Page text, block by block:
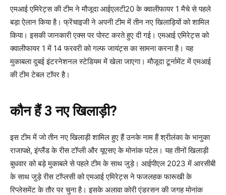
एमआई एमिरेट्स की टीम ने मौजूदा आईएलटी20 के क्वालीफायर 1 मैचे से पहले
बड़ा ऐलान किया है। फ्रेंचाइजी ने अपनी टीम में तीन नए खिलाड़ियों को शामिल
किया। इसकी जानकारी एक्स पर पोस्ट करते हुए दी गई। एमआई एमिरेट्स को
क्वालीफायर 1 में 14 फरवरी को गल्फ जायंट्स का सामना करना है। यह
मुकाबला दुबई इंटरनेशनल स्टेडियम में खेला जाएगा। मौजूदा टूर्नामेंट में एमआई
की टीम टेबल टॉपर है।
कौन हैं 3 नए खिलाड़ी?
इस टीम में जो तीन नए खिलाड़ी शामिल हुए हैं उनके नाम हैं श्रीलंका के भानुका
राजापक्षे, इंग्लैंड के रीस टॉप्ली और यूएसए के मोनांक पटेल। यह तीनों खिलाड़ी
बुधवार को बड़े मुकाबले से पहले टीम के साथ जुड़े। आईपीएल 2023 में आरसीबी
के साथ जुड़े रीस टॉप्लसी को एमआई एमिरेट्स ने फजलहक फारूखी के
रिप्लेसमेंट के तौर पर चुना है। इसके अलावा कोरी एंडरसन की जगह मोनांक